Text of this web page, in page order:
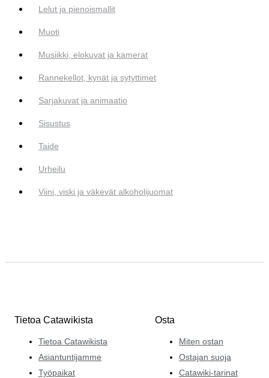
Lelut ja pienoismallit
Muoti
Musiikki, elokuvat ja kamerat
Rannekellot, kynät ja sytyttimet
Sarjakuvat ja animaatio
Sisustus
Taide
Urheilu
Viini, viski ja väkevät alkoholijuomat
Tietoa Catawikista
Tietoa Catawikista
Asiantuntijamme
Työpaikat
Osta
Miten ostan
Ostajan suoja
Catawiki-tarinat